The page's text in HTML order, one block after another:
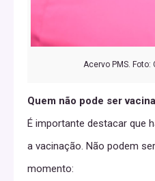
Acervo PMS.
Quem não pode ser
É importante destacar que
a vacinação. Não podem
momento: